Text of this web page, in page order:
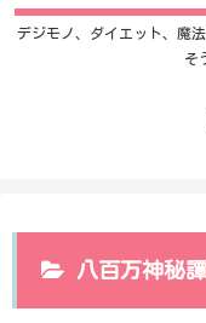
デジモノ、ダイエット、魔
そ
八百万神秘譚